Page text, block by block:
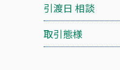
引渡日 相談
取引態様